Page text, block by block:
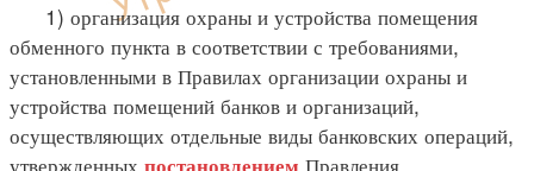
1) организация охраны и устройства помещения
обменного пункта в соответствии с требованиями,
установленными в Правилах организации охраны и
устройства помещений банков и организаций,
осуществляющих отдельные виды банковских операций,
утвержденных
Правления